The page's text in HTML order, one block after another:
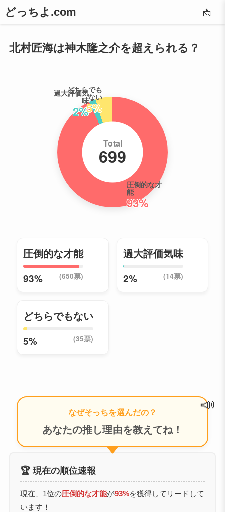
どっちよ.com 📩
北村匠海は神木隆之介を超えられる？
圧倒的な才
能
93%
過大評価気
味
2%
どちらでも
ない
5%
Total
699
圧倒的な才能
93% (650票)
過大評価気味
2% (14票)
どちらでもない
5% (35票)
なぜそっちを選んだの？
あなたの推し理由を教えてね！
📣
🏆 現在の順位速報
現在、1位の圧倒的な才能が93%を獲得してリードして
います！